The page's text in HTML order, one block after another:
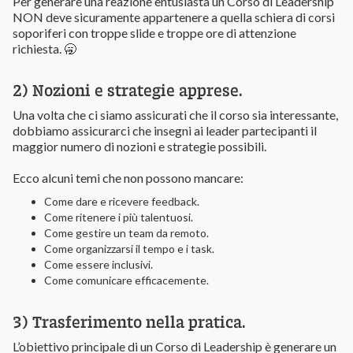
NON deve sicuramente appartenere a quella schiera di corsi
soporiferi con troppe slide e troppe ore di attenzione
richiesta. 🥱
2) Nozioni e strategie apprese.
Una volta che ci siamo assicurati che il corso sia interessante,
dobbiamo assicurarci che insegni ai leader partecipanti il
maggior numero di nozioni e strategie possibili.
Ecco alcuni temi che non possono mancare:
Come dare e ricevere feedback.
Come ritenere i più talentuosi.
Come gestire un team da remoto.
Come organizzarsi il tempo e i task.
Come essere inclusivi.
Come comunicare efficacemente.
3) Trasferimento nella pratica.
L’obiettivo principale di un Corso di Leadership è generare un